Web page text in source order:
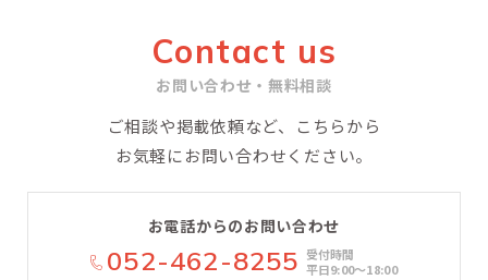
Contact us
お問い合わせ・無料相談
ご相談や掲載依頼など、こちらから
お気軽にお問い合わせください。
お電話からのお問い合わせ
052-462-8255 受付時間
平日9:00〜18:00